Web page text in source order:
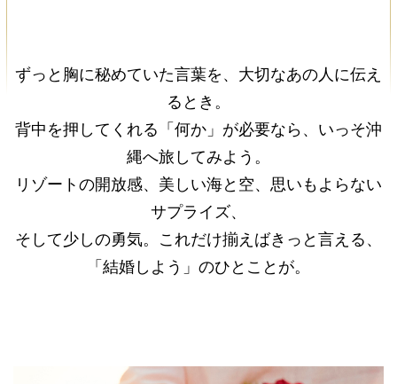
ずっと胸に秘めていた言葉を、大切なあの人に伝え
るとき。
背中を押してくれる「何か」が必要なら、いっそ沖
縄へ旅してみよう。
リゾートの開放感、美しい海と空、思いもよらない
サプライズ、
そして少しの勇気。これだけ揃えばきっと言える、
「結婚しよう」のひとことが。